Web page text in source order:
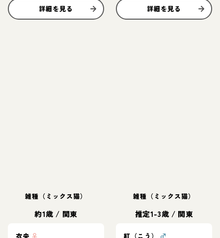
詳細を見る 詳細を見る
雑種（ミックス猫）
約1歳 / 関東
衣央 ♀
雑種（ミックス猫）
推定1-3歳 / 関東
紅（こう）
♂